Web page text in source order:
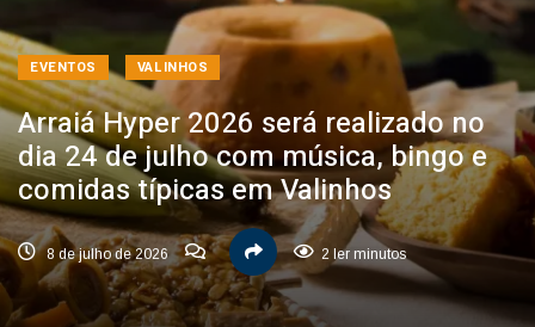
EVENTOS VALINHOS
Arraiá Hyper 2026 será realizado no
dia 24 de julho com música, bingo e
comidas típicas em Valinhos
8 de julho de 2026 2 ler minutos